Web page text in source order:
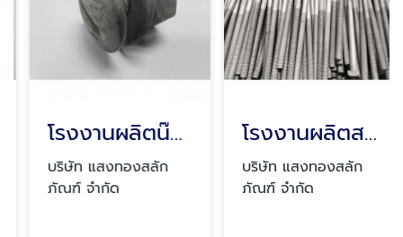
โรงงานผลิตน๊อต พระราม 2
บริษัท แสงทองสลัก
ภัณฑ์ จำกัด
โรงงานผลิตสกรู ตามสั่ง
บริษัท แสงทองสลัก
ภัณฑ์ จำกัด